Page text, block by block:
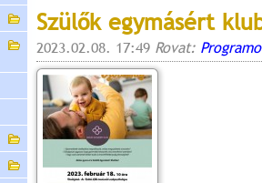
Szülők egymásért
2023.02.08. 17:49 Rovat: